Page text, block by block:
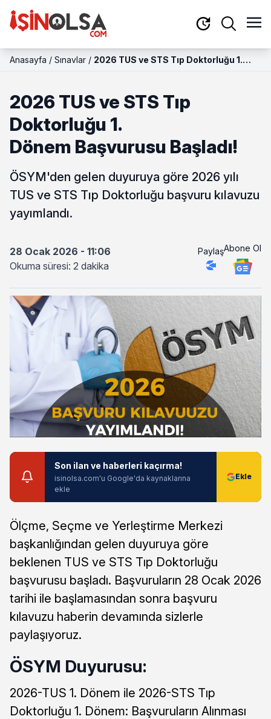
Anasayfa / Sınavlar / 2026 TUS ve STS Tıp Doktorluğu 1.
2026 TUS ve STS Tıp
Doktorluğu 1.
Dönem Başvurusu Başladı!
ÖSYM'den gelen duyuruya göre 2026 yılı
TUS ve STS Tıp Doktorluğu başvuru kılavuzu
yayımlandı.
28 Ocak 2026 - 11:06
Okuma süresi: 2 dakika
PaylaşAbone Ol
Son ilan ve haberleri kaçırma!
isinolsa.com'u Google'da kaynaklarına
ekle
Ölçme, Seçme ve Yerleştirme Merkezi
başkanlığından gelen duyuruya göre
beklenen TUS ve STS Tıp Doktorluğu
başvurusu başladı. Başvuruların 28 Ocak 2026
tarihi ile başlamasından sonra başvuru
kılavuzu haberin devamında sizlerle
paylaşıyoruz.
ÖSYM Duyurusu:
2026-TUS 1. Dönem ile 2026-STS Tıp
Doktorluğu 1. Dönem: Başvuruların Alınması